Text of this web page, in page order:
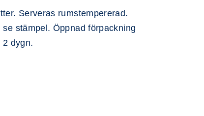
Serveras rumstempererad.
stämpel. Öppnad förpackning
2 dygn.